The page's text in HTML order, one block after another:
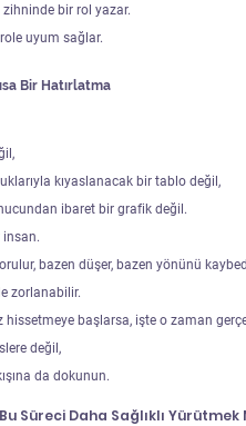
bir rol yazar.
uyum sağlar.
Bir Hatırlatma
kıyaslanacak bir tablo değil,
ibaret bir grafik değil.
insan.
bazen düşer, bazen yönünü
zorlanabilir.
başlarsa, işte o zaman
değil,
da dokunun.
Süreci Daha Sağlıklı Yürütmek